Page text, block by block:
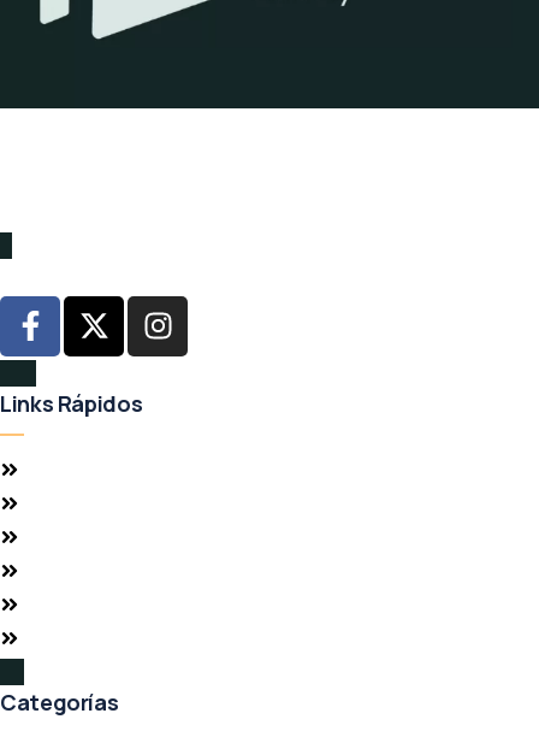
Links Rápidos
Categorías